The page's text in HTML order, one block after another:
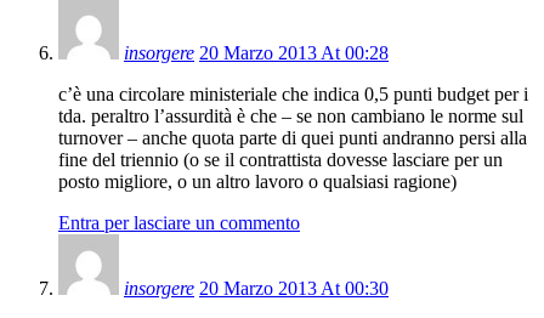
insorgere 20 Marzo 2013 At 00:28
c’è una circolare ministeriale che indica 0,5 punti budget per i
tda. peraltro l’assurdità è che – se non cambiano le norme sul
turnover – anche quota parte di quei punti andranno persi alla
fine del triennio (o se il contrattista dovesse lasciare per un
posto migliore, o un altro lavoro o qualsiasi ragione)
Entra per lasciare un commento
insorgere 20 Marzo 2013 At 00:30